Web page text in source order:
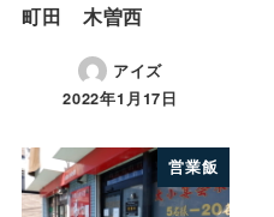
町田 木曽西
アイズ
2022年1月17日
営業飯